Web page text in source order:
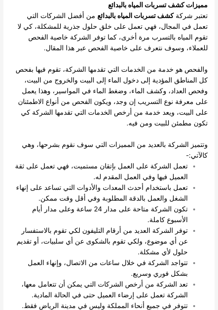
مميزات كشف تسربات المياه بالبدائع
تعتبر شركةكشف تسربات المياه بالبدائع من أفضل الشركات التي
تعمل في المجال، فهي تعمل على خلق حلول جذرية للمشكلة، كي لا
تقوم المياه بالتسرب مرة أخرى، كما توفر الشركة خاصية الفحص
للعملاء، وسوف نتعرف على خاصية الفحص عبر هذا المقال.
والفحص هو خدمة من الخدمات التي تقدمها الشركة، تقوم فيها بفحص
كل المناطق المؤدية إلى دخول الماء إلى البيت والخروج من البيت،
وفحص العداد، وكشف الماء، وضغط الماء في المواسير، وهذا يعمل
على معرفة نوع التسريب إن وجد، ويكون الفحص من أنواع الاطمئنان
على البيت، ويعد خدمة من أرخص الخدمات التي تقدمها الشركة كي
تكون مطمئن للبيت ومن فيه.
وتتميز الشركة بالعديد من المميزات التي سوف نقوم بشرحها، وهي
كالآتي:-
تعمل الشركة على العمل بإتقان مستميت، فهي تعمل على ثقة
العميل فيها وفي العمل المقدم له.
تعمل باستخدام أحدث المعدات والأدوات التي تساعد على إنهاء
الشغل والعمل بالدقة المطلوبة وفي أقل وقت ممكن.
تكون الشركة متاحة على مدار 24 ساعة وعلى مدار أيام
الأسبوع كاملة.
توفر الشركة العديد من أرقام التليفون لكي تقوم بالاستفسار
عن أي موضوع، ولكي تقوم بالشكوى عن أي سلبيات، أو تقديم
حلول لأي مشكلة.
تتواجد الشركة في خلال ساعات من الاتصال، وإنهاء العمل
بشكل فوري وسريع.
تعد الشركة من أرخص الشركات التي يمكن أن تتعامل معها،
الشركة تعمل على إرضاء العميل حتى في الحالة المادية.
تتوفر في جميع أنحاء المملكة وليس في مدينة الرياض فقط.